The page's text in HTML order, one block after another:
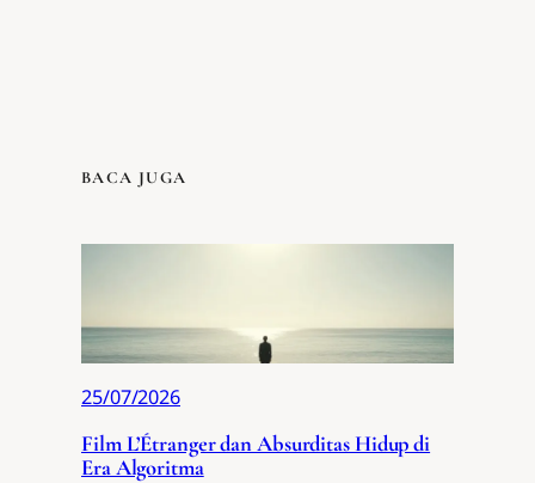
BACA JUGA
25/07/2026
Film L’Étranger dan Absurditas Hidup di
Era Algoritma